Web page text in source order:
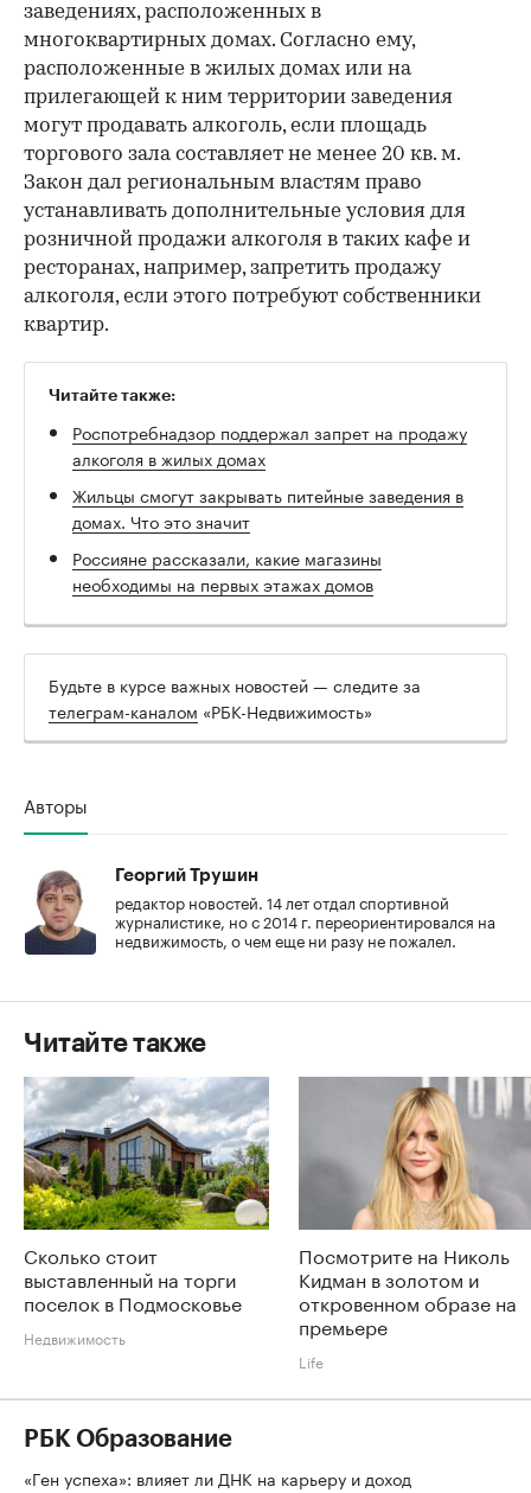
заведениях, расположенных в
многоквартирных домах. Согласно ему,
расположенные в жилых домах или на
прилегающей к ним территории заведения
могут продавать алкоголь, если площадь
торгового зала составляет не менее 20 кв. м.
Закон дал региональным властям право
устанавливать дополнительные условия для
розничной продажи алкоголя в таких кафе и
ресторанах, например, запретить продажу
алкоголя, если этого потребуют собственники
квартир.
Читайте также:
Роспотребнадзор поддержал запрет на продажу
алкоголя в жилых домах
Жильцы смогут закрывать питейные заведения в
домах. Что это значит
Россияне рассказали, какие магазины
необходимы на первых этажах домов
Будьте в курсе важных новостей — следите за
телеграм-каналом «РБК-Недвижимость»
Авторы
Георгий Трушин
редактор новостей. 14 лет отдал спортивной
журналистике, но с 2014 г. переориентировался на
недвижимость, о чем еще ни разу не пожалел.
Читайте также
Сколько стоит
выставленный на торги
поселок в Подмосковье
Недвижимость
Посмотрите на Николь
Кидман в золотом и
откровенном образе на
премьере
Life
РБК Образование
«Ген успеха»: влияет ли ДНК на карьеру и доход